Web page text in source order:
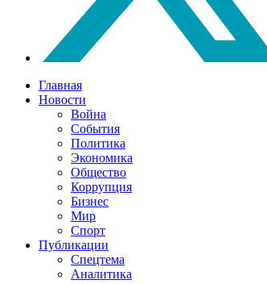
Главная
Новости
Война
События
Политика
Экономика
Общество
Коррупция
Бизнес
Мир
Спорт
Публикации
Спецтема
Аналитика